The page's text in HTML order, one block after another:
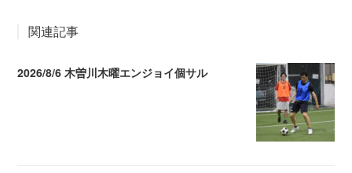
関連記事
2026/8/6 木曽川木曜エンジョイ個サル